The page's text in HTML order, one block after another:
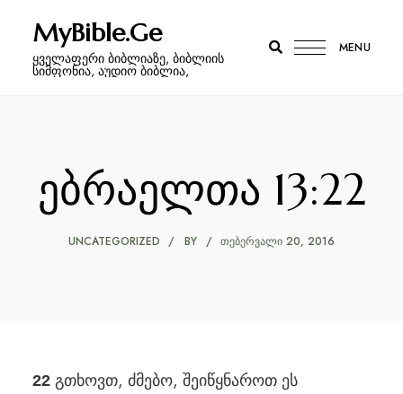
MyBible.Ge
ყველაფერი ბიბლიაზე, ბიბლიის
სიმფონია, აუდიო ბიბლია,
MENU
ებრაელთა 13:22
UNCATEGORIZED BY ᲗᲔᲑᲔᲠᲕᲐᲚᲘ 20, 2016
22 გთხოვთ, ძმებო, შეიწყნაროთ ეს